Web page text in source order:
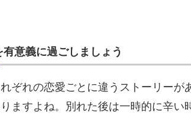
意義に過ごしましょう
ぞれの恋愛ごとに違うストーリーが
ますよね。別れた後は一時的に辛